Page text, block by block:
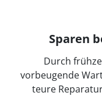
Sparen
Durch
vorbeugende
teure